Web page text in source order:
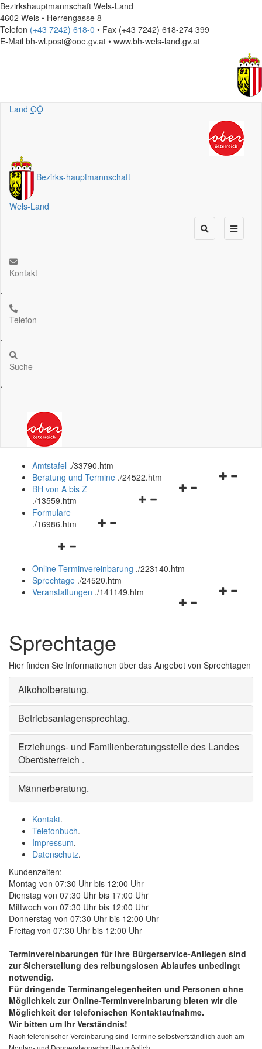
Bezirkshauptmannschaft Wels-Land
4602 Wels • Herrengasse 8
Telefon (+43 7242) 618-0 • Fax (+43 7242) 618-274 399
E-Mail bh-wl.post@ooe.gv.at • www.bh-wels-land.gv.at
Land OÖ
Bezirks-hauptmannschaft
Wels-Land
Kontakt
.
Telefon
.
Suche
.
Amtstafel ./33790.htm
Navigationsmenü
Beratung und Termine ./24522.htm
Navigationsmenü
BH von A bis Z
./13559.htm
Navigationsmenü
Formulare
./16986.htm
Navigationsmenü
und
schließen
Online-Terminvereinbarung ./223140.htm
Sprechtage ./24520.htm
Navigationsmenü
Veranstaltungen ./141149.htm
Sprechtage
Hier finden Sie Informationen über das Angebot von Sprechtagen
Alkoholberatung.
Betriebsanlagensprechtag.
Erziehungs- und Familienberatungsstelle des Landes
Oberösterreich .
Männerberatung.
Kontakt.
Telefonbuch.
Impressum.
Datenschutz.
Kundenzeiten:
Montag von 07:30 Uhr bis 12:00 Uhr
Dienstag von 07:30 Uhr bis 17:00 Uhr
Mittwoch von 07:30 Uhr bis 12:00 Uhr
Donnerstag von 07:30 Uhr bis 12:00 Uhr
Freitag von 07:30 Uhr bis 12:00 Uhr
Terminvereinbarungen für Ihre Bürgerservice-Anliegen sind
zur Sicherstellung des reibungslosen Ablaufes unbedingt
notwendig.
Für dringende Terminangelegenheiten und Personen ohne
Möglichkeit zurOnline-Terminvereinbarung bieten wir die
Möglichkeit der telefonischen Kontaktaufnahme.
Wir bitten um Ihr Verständnis!
Nach telefonischer Vereinbarung sind Termine selbstverständlich auch am